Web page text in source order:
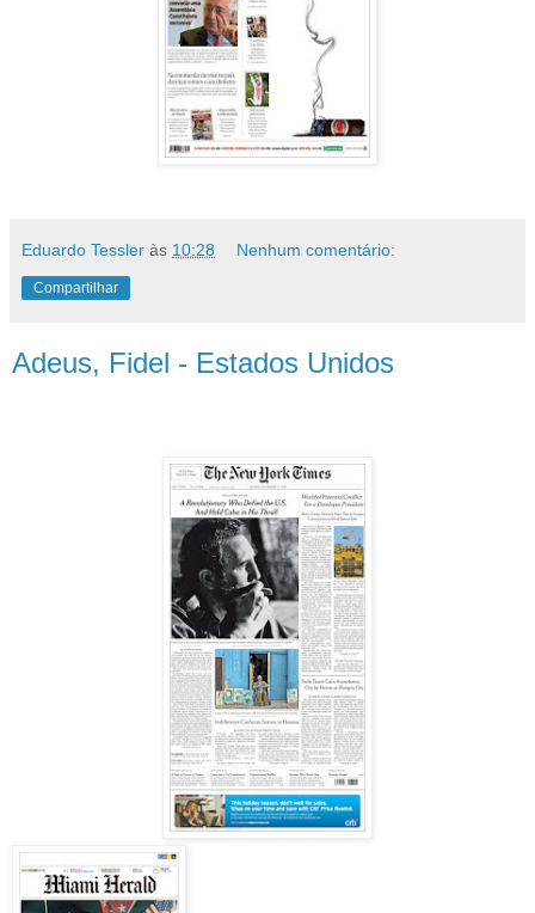
Eduardo Tessler às 10:28 Nenhum comentário:
Compartilhar
Adeus, Fidel - Estados Unidos